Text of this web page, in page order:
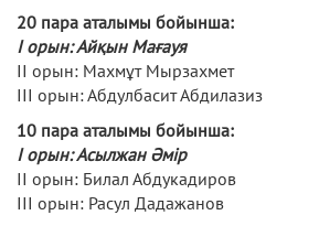
20 пара аталымы бойынша:
I орын: Айқын Мағауя
II орын: Махмұт Мырзахмет
III орын: Абдулбасит Абдилазиз
10 пара аталымы бойынша:
I орын: Асылжан Әмір
II орын: Билал Абдукадиров
III орын: Расул Дадажанов